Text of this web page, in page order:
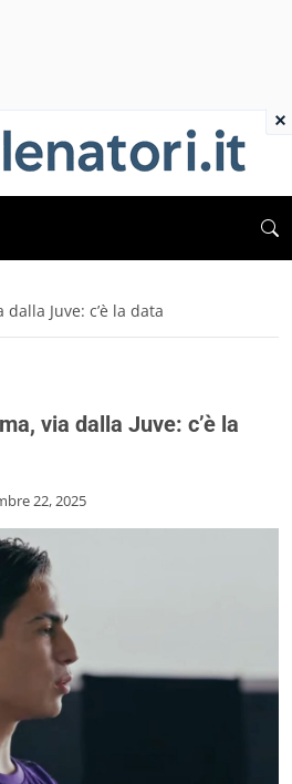
Juve: c’è la data
via dalla Juve: c’è la
22, 2025
×